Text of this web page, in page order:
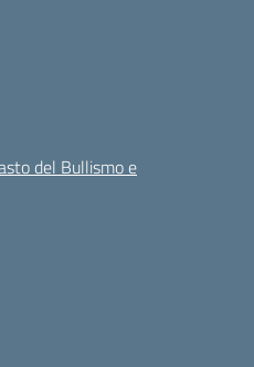
del Bullismo e